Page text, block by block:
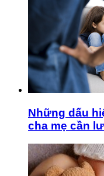
Những dấu
cha mẹ cần